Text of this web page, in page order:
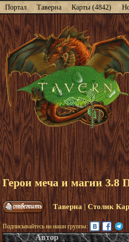
Портал Таверна Карты (4842)
Герои меча и магии 3.8
Таверна |Столик
Подписывайтесь на наши группы:
Автор